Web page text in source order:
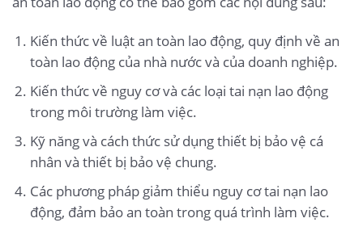
Kiến thức về luật an toàn lao động, quy định về an
toàn lao động của nhà nước và của doanh nghiệp.
Kiến thức về nguy cơ và các loại tai nạn lao động
trong môi trường làm việc.
Kỹ năng và cách thức sử dụng thiết bị bảo vệ cá
nhân và thiết bị bảo vệ chung.
Các phương pháp giảm thiểu nguy cơ tai nạn lao
động, đảm bảo an toàn trong quá trình làm việc.